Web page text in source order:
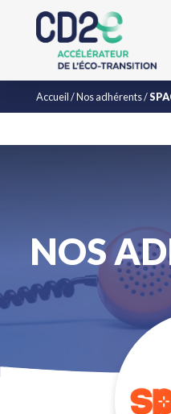
Accueil/Nos adhérents/
NOS